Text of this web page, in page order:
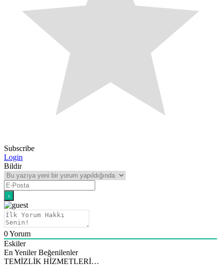
Subscribe
Login
Bildir
0Yorum
Eskiler
En Yeniler Beğenilenler
TEMİZLİK HİZMETLERİ…